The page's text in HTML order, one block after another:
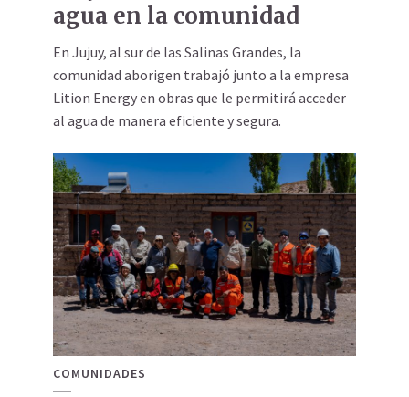
agua en la comunidad
En Jujuy, al sur de las Salinas Grandes, la
comunidad aborigen trabajó junto a la empresa
Lition Energy en obras que le permitirá acceder
al agua de manera eficiente y segura.
COMUNIDADES